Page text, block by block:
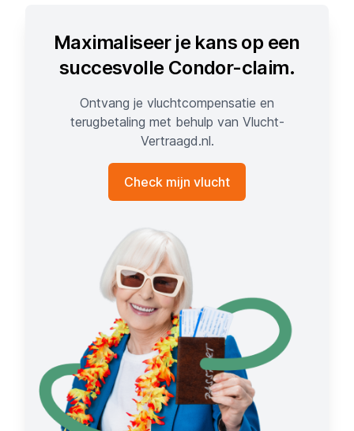
Maximaliseer je kans op een
succesvolle Condor-claim.
Ontvang je vluchtcompensatie en
terugbetaling met behulp van Vlucht-
Vertraagd.nl.
Check mijn vlucht